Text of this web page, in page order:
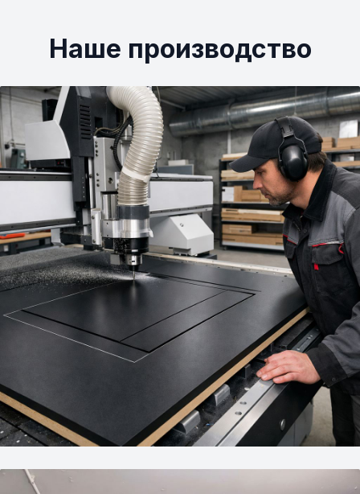
Наше производство